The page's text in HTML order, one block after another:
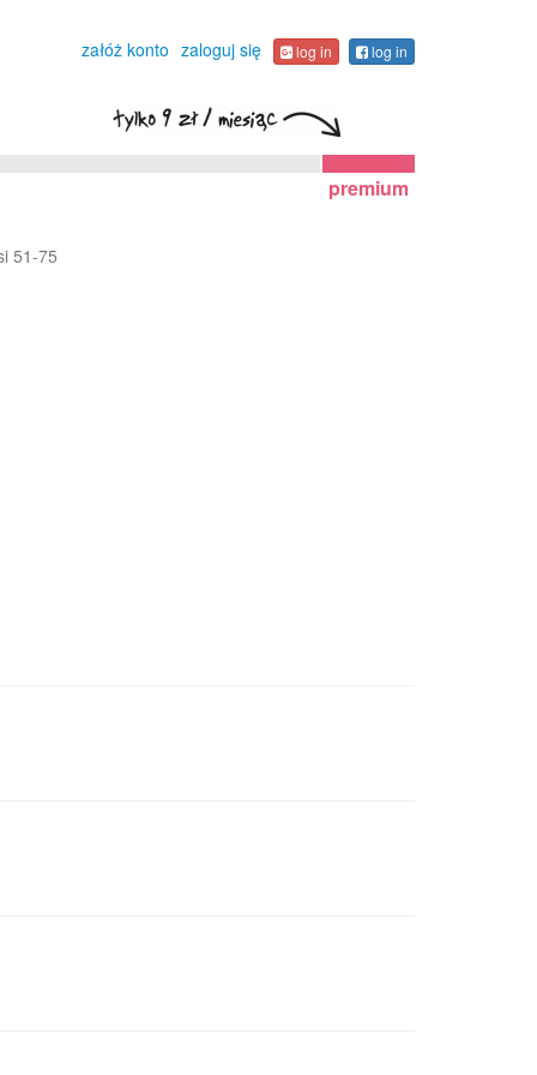
załóż konto zaloguj się log in log in
premium
51-75